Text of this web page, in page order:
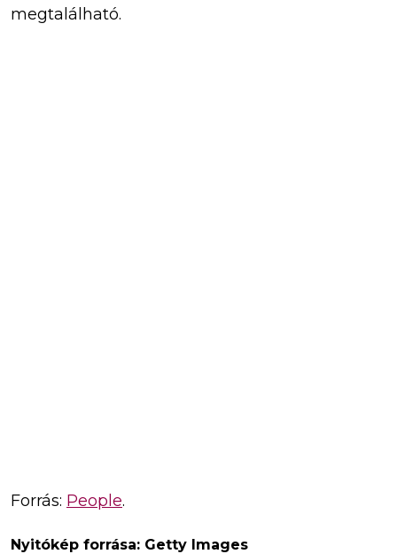
megtalálható.
Forrás: People.
Nyitókép forrása: Getty Images